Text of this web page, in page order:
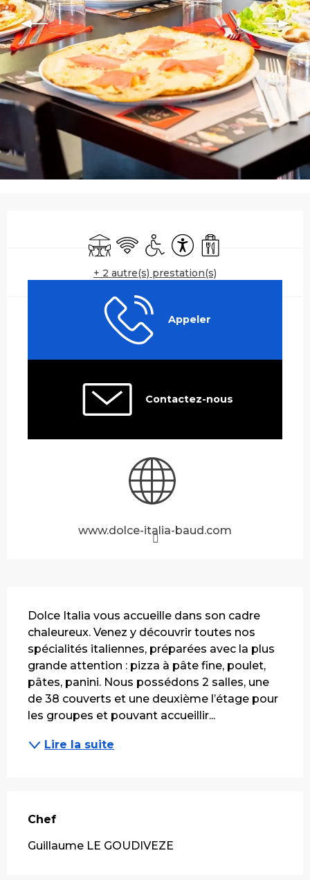
Terrasse
WiFi Accès handicapés
AccessibilitéVente à emporter
+ 2 autre(s) prestation(s)
Appeler
Contactez-nous
www.dolce-italia-baud.com
Dolce Italia vous accueille dans son cadre
chaleureux. Venez y découvrir toutes nos
spécialités italiennes, préparées avec la plus
grande attention : pizza à pâte fine, poulet,
pâtes, panini. Nous possédons 2 salles, une
de 38 couverts et une deuxième l’étage pour
les groupes et pouvant accueillir...
Lire la suite
Chef
Chef
Guillaume LE GOUDIVEZE